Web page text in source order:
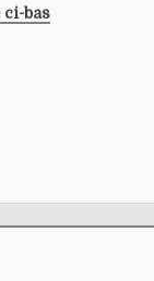
ci-bas